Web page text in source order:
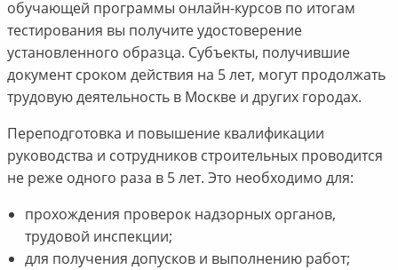
обучающей программы онлайн-курсов по итогам
тестирования вы получите удостоверение
установленного образца. Субъекты, получившие
документ сроком действия на 5 лет, могут продолжать
трудовую деятельность в Москве и других городах.
Переподготовка и повышение квалификации
руководства и сотрудников строительных проводится
не реже одного раза в 5 лет. Это необходимо для:
прохождения проверок надзорных органов,
трудовой инспекции;
для получения допусков и выполнению работ;